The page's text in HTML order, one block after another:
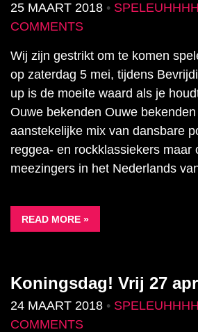
25 MAART 2018 •
COMMENTS
Wij zijn gestrikt om te komen
op zaterdag 5 mei, tijdens
up is de moeite waard als je
Ouwe bekenden Ouwe
aanstekelijke mix van dansbare
reggea- en rockklassiekers maar
meezingers in het Nederlands
READ MORE »
Koningsdag! Vrij 27
24 MAART 2018 •
COMMENTS